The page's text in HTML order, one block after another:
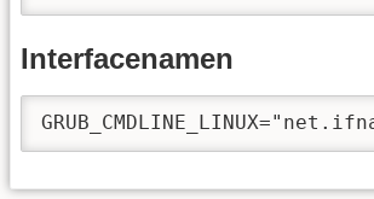
Interfacenamen